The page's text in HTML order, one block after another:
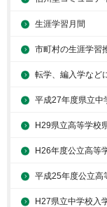
生涯学習月間
市町村の生涯学習
転学、編入学など
平成27年度県立中
H29県立高等学校
H26年度公立高等
平成25年度公立高
H27県立中学校入